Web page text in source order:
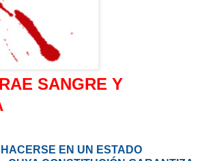
SANGRE Y
EN UN ESTADO